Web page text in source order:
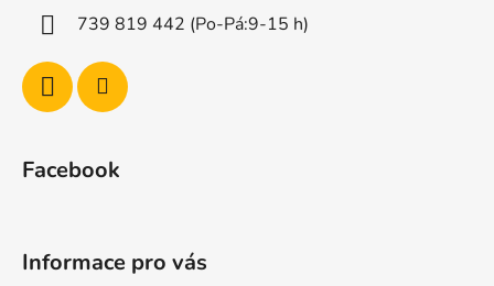
739 819 442 (Po-Pá:9-15 h)
Facebook
Informace pro vás